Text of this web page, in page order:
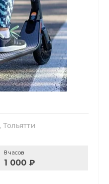
, Тольятти
8 часов
1 000 ₽